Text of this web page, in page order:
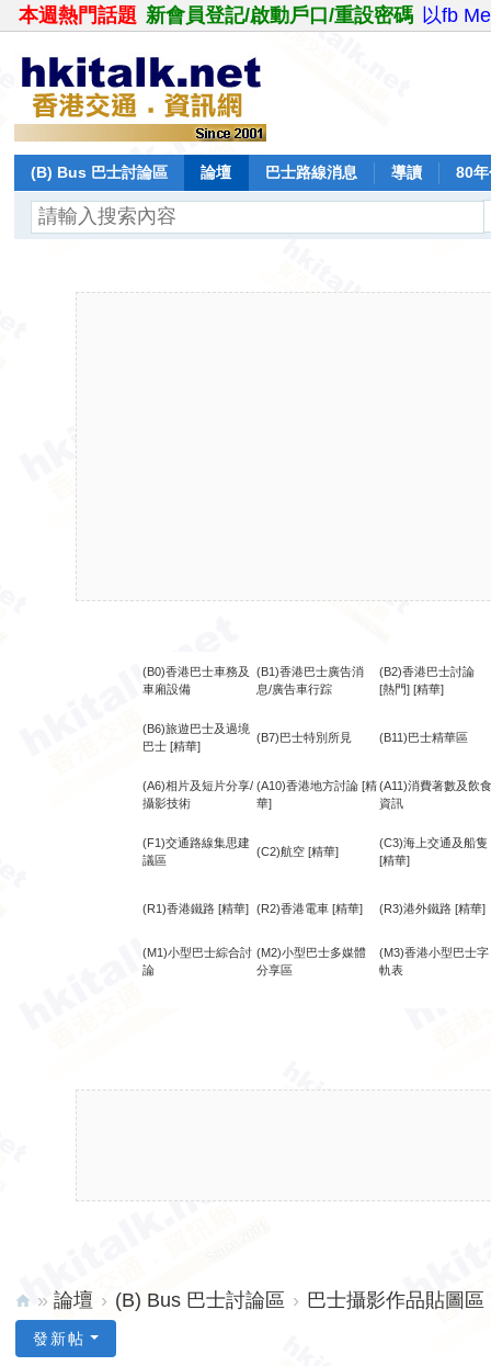
本週熱門話題 新會員登記/啟動戶口/重設密碼 以fb
(B) Bus 巴士討論區 論壇 巴士路線消息 導讀 80
(B0)香港巴士車務及
車廂設備
(B1)香港巴士廣告消
息/廣告車行踪
(B2)香港巴士討論
[熱門] [精華]
(B6)旅遊巴士及過境
巴士 [精華]
(B7)巴士特別所見 (B11)巴士精華區
(A6)相片及短片分享/
攝影技術
(A10)香港地方討論 [精
華]
(A11)消費著數及飲食
資訊
(F1)交通路線集思建
議區
(C2)航空 [精華]
(C3)海上交通及船隻
[精華]
(R1)香港鐵路 [精華] (R2)香港電車 [精華] (R3)港外鐵路 [精華]
(M1)小型巴士綜合討
論
(M2)小型巴士多媒體
分享區
(M3)香港小型巴士字
軌表
» 論壇 › (B) Bus 巴士討論區 › 巴士攝影作品貼圖區
發新帖